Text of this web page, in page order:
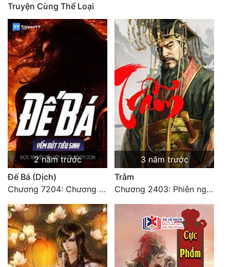
Truyện Cùng Thể Loại
2 năm trước
Đế Bá (Dịch)
Chương 7204: Chương 7204
3 năm trước
Trẫm
Chương 2403: Phiên ngoại (10c)